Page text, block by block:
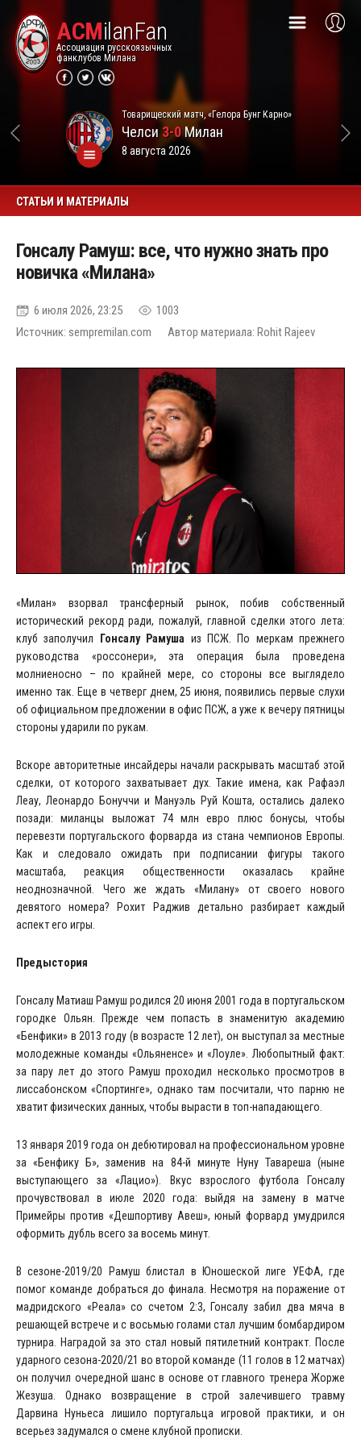
ACMilanFan
Ассоциация русскоязычных
фанклубов Милана
Товарищеский матч, «Гелора Бунг Карно»
Челси3-0Милан
8 августа 2026
СТАТЬИ И МАТЕРИАЛЫ
Гонсалу Рамуш: все, что нужно знать про
новичка «Милана»
6 июля 2026, 23:25
1003
Источник: sempremilan.com
Автор материала: Rohit Rajeev
«Милан» взорвал трансферный рынок, побив собственный
исторический рекорд ради, пожалуй, главной сделки этого лета:
клуб заполучил
Гонсалу Рамуша из ПСЖ. По меркам прежнего
руководства «россонери», эта операция была проведена
молниеносно – по крайней мере, со стороны все выглядело
именно так. Еще в четверг днем, 25 июня, появились первые слухи
об официальном предложении в офис ПСЖ, а уже к вечеру пятницы
стороны ударили по рукам.
Вскоре авторитетные инсайдеры начали раскрывать масштаб этой
сделки, от которого захватывает дух. Такие имена, как Рафаэл
Леау, Леонардо Бонуччи и Мануэль Руй Кошта, остались далеко
позади: миланцы выложат 74 млн евро плюс бонусы, чтобы
перевезти португальского форварда из стана чемпионов Европы.
Как и следовало ожидать при подписании фигуры такого
масштаба, реакция общественности оказалась крайне
неоднозначной. Чего же ждать «Милану» от своего нового
девятого номера? Рохит Раджив детально разбирает каждый
аспект его игры.
Предыстория
Гонсалу Матиаш Рамуш родился 20 июня 2001 года в португальском
городке Ольян. Прежде чем попасть в знаменитую академию
«Бенфики» в 2013 году (в возрасте 12 лет), он выступал за местные
молодежные команды «Ольяненсе» и «Лоуле». Любопытный факт:
за пару лет до этого Рамуш проходил несколько просмотров в
лиссабонском «Спортинге», однако там посчитали, что парню не
хватит физических данных, чтобы вырасти в топ-нападающего.
13 января 2019 года он дебютировал на профессиональном уровне
за «Бенфику Б», заменив на 84-й минуте Нуну Тавареша (ныне
выступающего за «Лацио»). Вкус взрослого футбола Гонсалу
прочувствовал в июле 2020 года: выйдя на замену в матче
Примейры против «Дешпортиву Авеш», юный форвард умудрился
оформить дубль всего за восемь минут.
В сезоне-2019/20 Рамуш блистал в Юношеской лиге УЕФА, где
помог команде добраться до финала. Несмотря на поражение от
мадридского «Реала» со счетом 2:3, Гонсалу забил два мяча в
решающей встрече и с восьмью голами стал лучшим бомбардиром
турнира. Наградой за это стал новый пятилетний контракт. После
ударного сезона-2020/21 во второй команде (11 голов в 12 матчах)
он получил очередной шанс в основе от главного тренера Жорже
Жезуша. Однако возвращение в строй залечившего травму
Дарвина Нуньеса лишило португальца игровой практики, и он
всерьез задумался о смене клубной прописки.